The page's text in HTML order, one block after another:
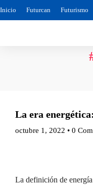
Inicio Futurcan Futurismo
La era
octubre 1, 2022 • 0
La definición de